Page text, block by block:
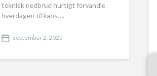
teknisk nedbrud hurtigt forvandle
hverdagen til kaos….
P
s
september 2, 2025